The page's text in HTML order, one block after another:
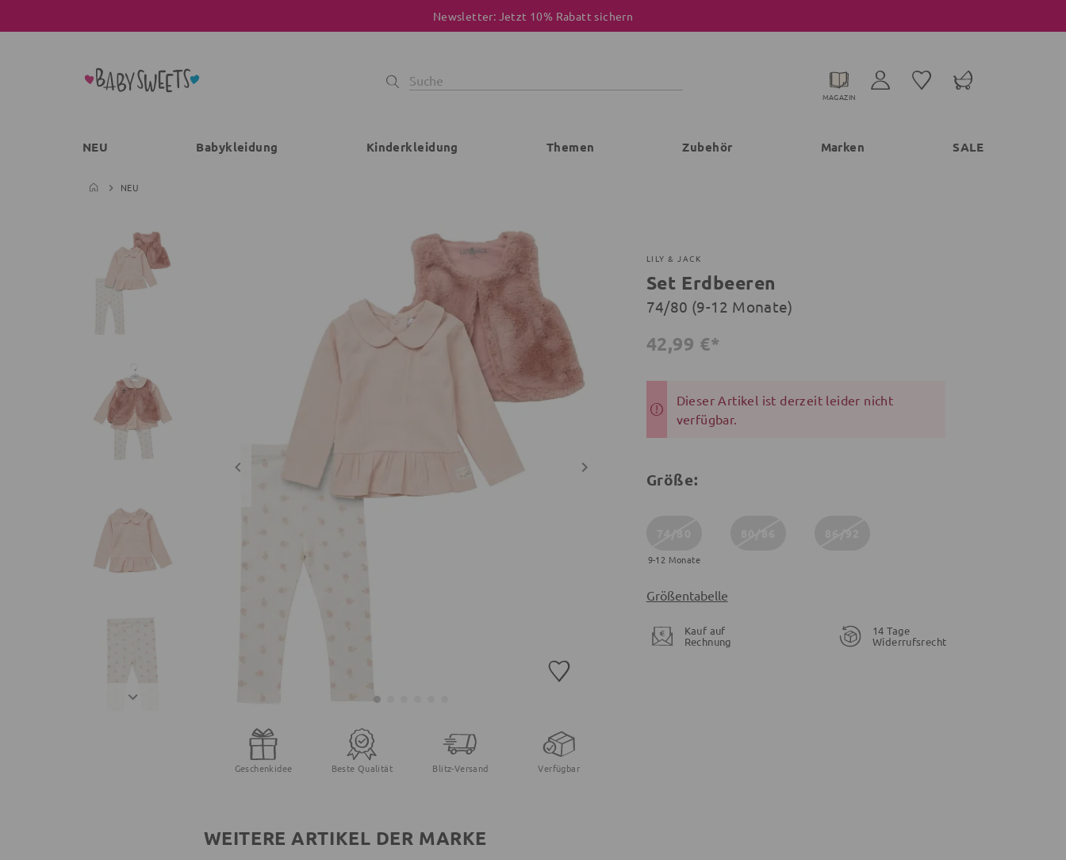
Newsletter: Jetzt 10% Rabatt sichern
MAGAZIN
NEU Babykleidung Kinderkleidung Themen Zubehör Marken SALE
NEU
Geschenkidee Beste Qualität Blitz-Versand Verfügbar
WEITERE ARTIKEL DER MARKE
LILY & JACK
Set Erdbeeren
74/80 (9-12 Monate)
42,99 €*
Dieser Artikel ist derzeit leider nicht
verfügbar.
Größe:
9-12 Monate
Größentabelle
Kauf auf
Rechnung
14 Tage
Widerrufsrecht